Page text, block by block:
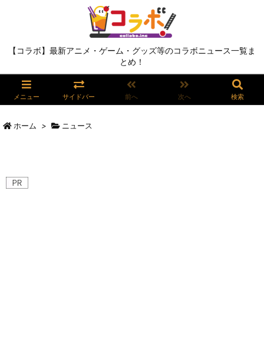
【コラボ】最新アニメ・ゲーム・グッズ等のコラボニュース一覧ま
とめ！
メニュー サイドバー 前へ 次へ 検索
ホーム > ニュース